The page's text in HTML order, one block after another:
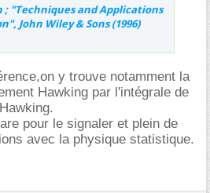
; "Techniques and Applications
John Wiley & Sons (1996)
y trouve notamment la
Hawking par l'intégrale de
pour le signaler et plein de
avec la physique statistique.